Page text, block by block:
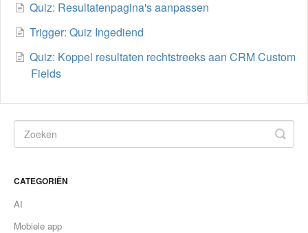
Quiz: Resultatenpagina's aanpassen
Trigger: Quiz Ingediend
Quiz: Koppel resultaten rechtstreeks aan CRM Custom
Fields
CATEGORIËN
AI
Mobiele app